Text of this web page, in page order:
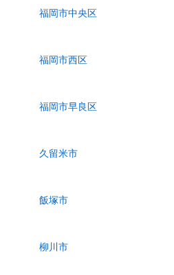
福岡市中央区
福岡市西区
福岡市早良区
久留米市
飯塚市
柳川市